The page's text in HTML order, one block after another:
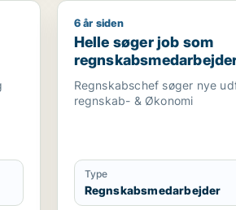
/ revisor
økonom / direktør / hr-chef /
Helle søger job som
6 år siden
Helle søger job som
Regnskabschef søger nye
regnskab- & Økonomi
Type
Regnskabsmedarbejder